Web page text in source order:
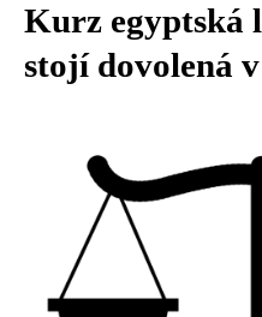
Kurz
stojí dovolená